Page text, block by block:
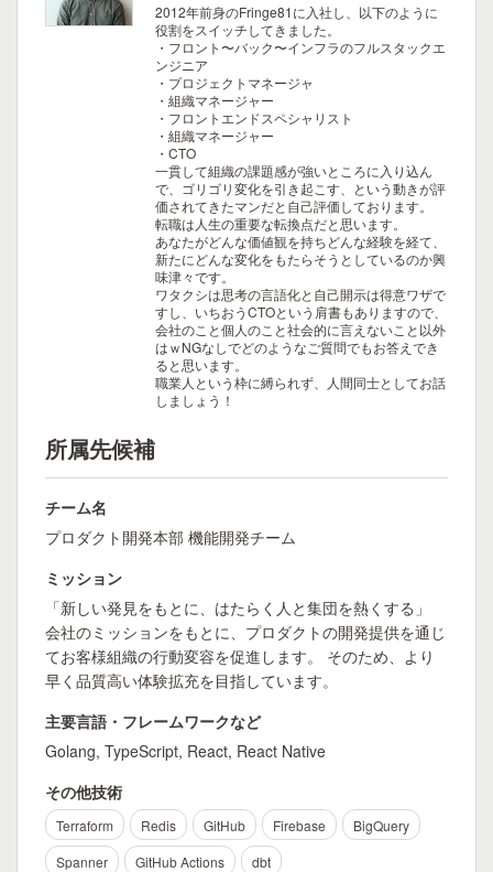
2012年前身のFringe81に入社し、以下のように
役割をスイッチしてきました。
・フロント〜バック〜インフラのフルスタックエ
ンジニア
・プロジェクトマネージャ
・組織マネージャー
・フロントエンドスペシャリスト
・組織マネージャー
・CTO
一貫して組織の課題感が強いところに入り込ん
で、ゴリゴリ変化を引き起こす、という動きが評
価されてきたマンだと自己評価しております。
転職は人生の重要な転換点だと思います。
あなたがどんな価値観を持ちどんな経験を経て、
新たにどんな変化をもたらそうとしているのか興
味津々です。
ワタクシは思考の言語化と自己開示は得意ワザで
すし、いちおうCTOという肩書もありますので、
会社のこと個人のこと社会的に言えないこと以外
はｗNGなしでどのようなご質問でもお答えでき
ると思います。
職業人という枠に縛られず、人間同士としてお話
しましょう！
所属先候補
チーム名
プロダクト開発本部 機能開発チーム
ミッション
「新しい発見をもとに、はたらく人と集団を熱くする」
会社のミッションをもとに、プロダクトの開発提供を通じ
てお客様組織の行動変容を促進します。 そのため、より
早く品質高い体験拡充を目指しています。
主要言語・フレームワークなど
Golang, TypeScript, React, React Native
その他技術
Terraform Redis GitHub Firebase
BigQuery
Spanner
GitHub Actions
dbt